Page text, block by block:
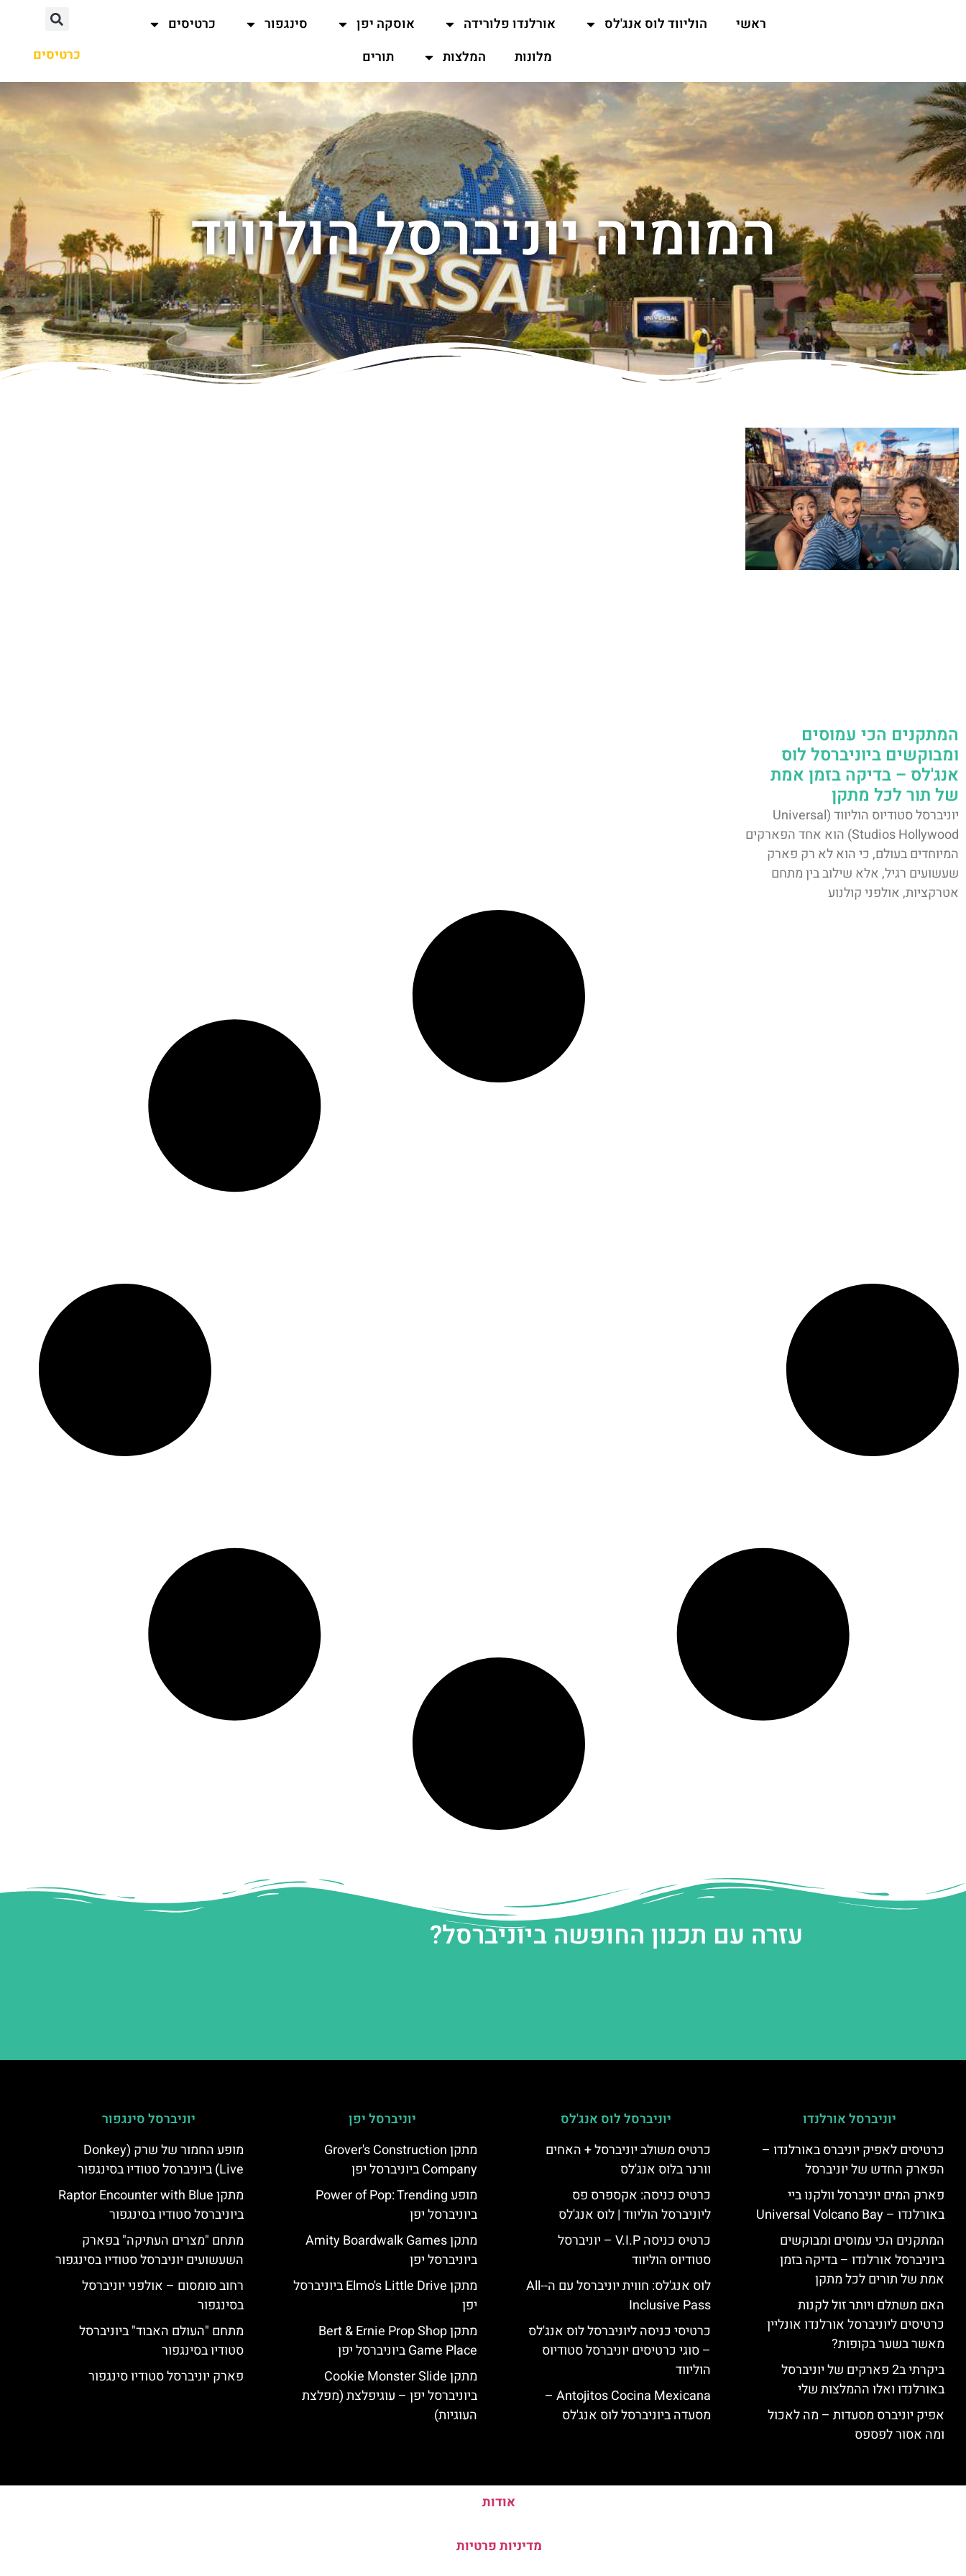
ראשי הוליווד לוס אנג'לס אורלנדו פלורידה אוסקה יפן סינגפור
כרטיסים
מלונות
המלצות תורים כרטיסים
המומיה יוניברסל הוליווד
המתקנים הכי עמוסים
ומבוקשים ביוניברסל לוס
אנג'לס – בדיקה בזמן אמת
של תור לכל מתקן
יוניברסל סטודיוס הוליווד (Universal
Studios Hollywood) הוא אחד הפארקים
המיוחדים בעולם, כי הוא לא רק פארק
שעשועים רגיל, אלא שילוב בין מתחם
אטרקציות, אולפני קולנוע
עזרה עם תכנון החופשה ביוניברסל?
יוניברסל אורלנדו
כרטיסים לאפיק יוניברס באורלנדו –
הפארק החדש של יוניברסל
פארק המים יוניברסל וולקנו ביי
באורלנדו – Universal Volcano Bay
המתקנים הכי עמוסים ומבוקשים
ביוניברסל אורלנדו – בדיקה בזמן
אמת של תורים לכל מתקן
האם משתלם ויותר זול לקנות
כרטיסים ליוניברסל אורלנדו אונליין
מאשר בשער בקופות?
ביקרתי ב2 פארקים של יוניברסל
באורלנדו ואלו ההמלצות שלי
אפיק יוניברס מסעדות – מה לאכול
ומה אסור לפספס
יוניברסל לוס אנג'לס
כרטיס משולב יוניברסל + האחים
וורנר בלוס אנג'לס
כרטיס כניסה: אקספרס פס
ליוניברסל הוליווד | לוס אנג'לס
כרטיס כניסה V.I.P – יוניברסל
סטודיוס הוליווד
לוס אנג'לס: חווית יוניברסל עם ה-All-
Inclusive Pass
כרטיסי כניסה ליוניברסל לוס אנג'לס
– סוגי כרטיסים יוניברסל סטודיוס
הוליווד
Antojitos Cocina Mexicana –
מסעדה ביוניברסל לוס אנג'לס
יוניברסל יפן
מתקן Grover's Construction
Company ביוניברסל יפן
מופע Power of Pop: Trending
ביוניברסל יפן
מתקן Amity Boardwalk Games
ביוניברסל יפן
מתקן Elmo's Little Drive ביוניברסל
יפן
מתקן Bert & Ernie Prop Shop
Game Place ביוניברסל יפן
מתקן Cookie Monster Slide
ביוניברסל יפן – עוגיפלצת (מפלצת
העוגיות)
יוניברסל סינגפור
מופע החמור של שרק (Donkey
Live) ביוניברסל סטודיו בסינגפור
מתקן Raptor Encounter with Blue
ביוניברסל סטודיו בסינגפור
מתחם "מצרים העתיקה" בפארק
השעשועים יוניברסל סטודיו בסינגפור
רחוב סומסום – אולפני יוניברסל
בסינגפור
מתחם "העולם האבוד" ביוניברסל
סטודיו בסינגפור
פארק יוניברסל סטודיו סינגפור
אודות
מדיניות פרטיות